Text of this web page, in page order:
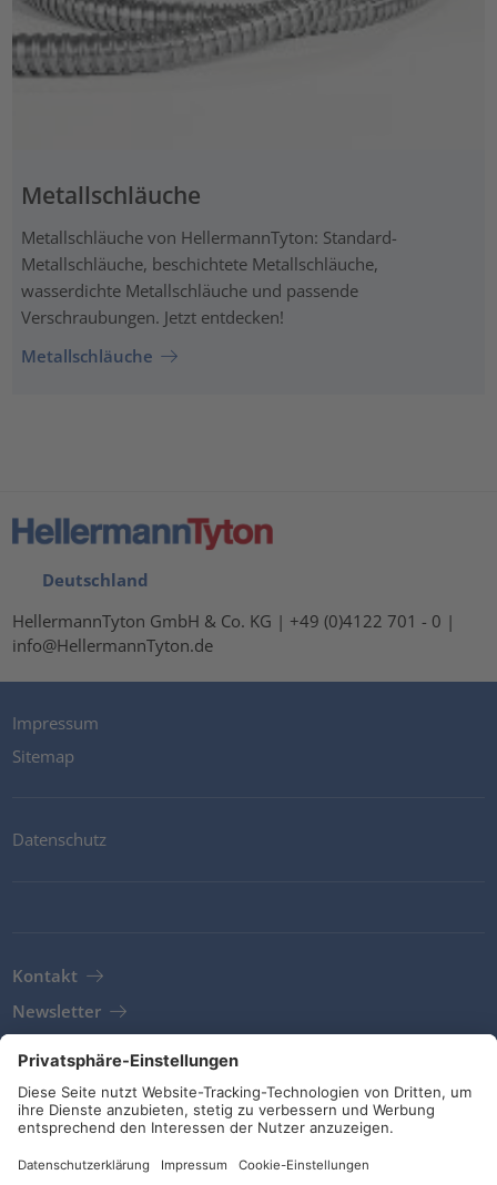
Metallschläuche
Metallschläuche von HellermannTyton: Standard-
Metallschläuche, beschichtete Metallschläuche,
wasserdichte Metallschläuche und passende
Verschraubungen. Jetzt entdecken!
Metallschläuche
Deutschland
HellermannTyton GmbH & Co. KG | +49 (0)4122 701 - 0 |
info@HellermannTyton.de
Impressum
Sitemap
Datenschutz
Kontakt
Newsletter
AGB
Richtlinien und Bekentnisse
Soziale Medien